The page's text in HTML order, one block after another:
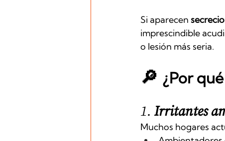
Si aparecen
imprescindible
o lesión más seria.
🔎 ¿Por
1. Irritantes
Muchos hogares